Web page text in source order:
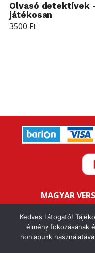
Olvasó detektívek
játékosan
3500 Ft
MAGYAR
Kedves Látogató!
élmény fokozásának
honlapunk